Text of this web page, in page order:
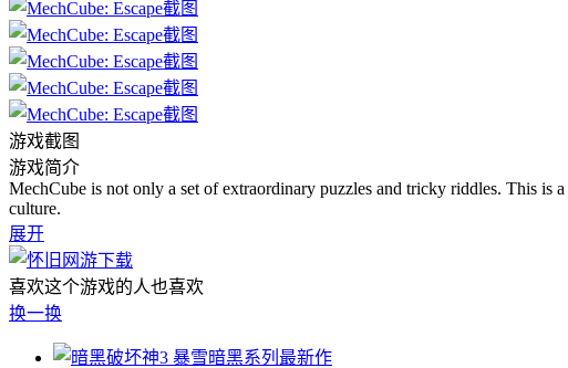
游戏截图
游戏简介
MechCube is not only a set of extraordinary puzzles and tricky riddles. This is
culture.
展开
喜欢这个游戏的人也喜欢
换一换
暴雪暗黑系列最新作